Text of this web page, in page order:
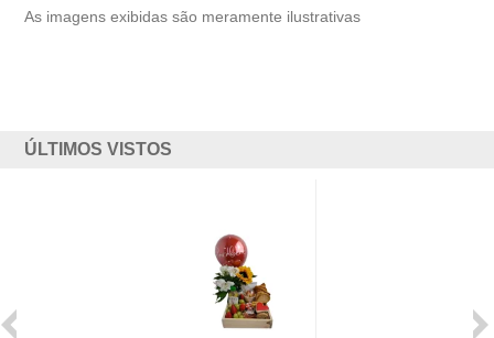
As imagens exibidas são meramente ilustrativas
ÚLTIMOS VISTOS